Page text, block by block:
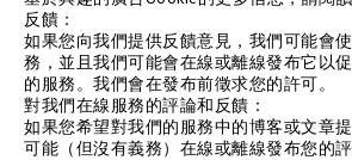
反饋：
如果您向我們提供反饋意見，我們可能會
務，並且我們可能會在線或離線發布它以
的服務。我們會在發布前徵求您的許可。
對我們在線服務的評論和反饋：
如果您希望對我們的服務中的博客或文章
可能（但沒有義務）在線或離線發布您的